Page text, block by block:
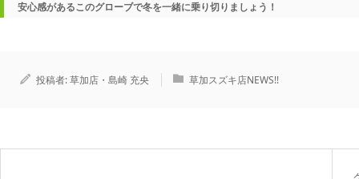
安心感があるこのグローブで冬を一緒に乗り切りましょう！
投稿者:草加店・島崎 充央 草加スズキ店NEWS!!